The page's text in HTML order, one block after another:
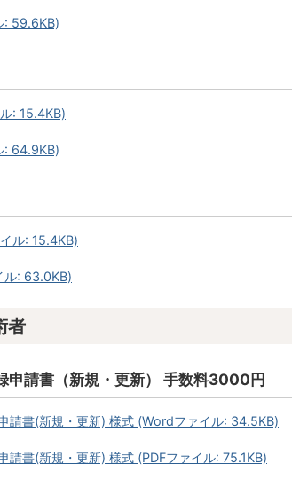
: 59.6KB)
: 15.4KB)
: 64.9KB)
ル: 15.4KB)
ル: 63.0KB)
者
申請書（新規・更新） 手数料3000円
請書(新規・更新) 様式 (Wordファイル: 34.5KB)
請書(新規・更新) 様式 (PDFファイル: 75.1KB)